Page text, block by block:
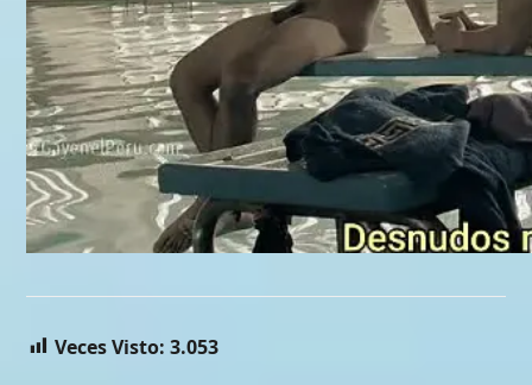
Veces Visto: 3.053